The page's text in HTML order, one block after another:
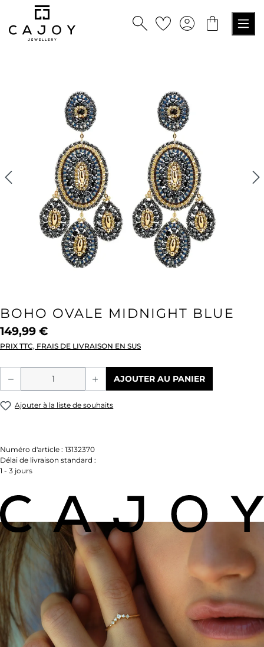
principal
BOHO OVALE MIDNIGHT BLUE
149,99 €
PRIX TTC, FRAIS DE LIVRAISON EN SUS
Quantité de produit : Entrez la
AJOUTER AU PANIER
Ajouter à la liste de souhaits
Numéro d'article : 13132370
Délai de livraison standard :
1 - 3 jours